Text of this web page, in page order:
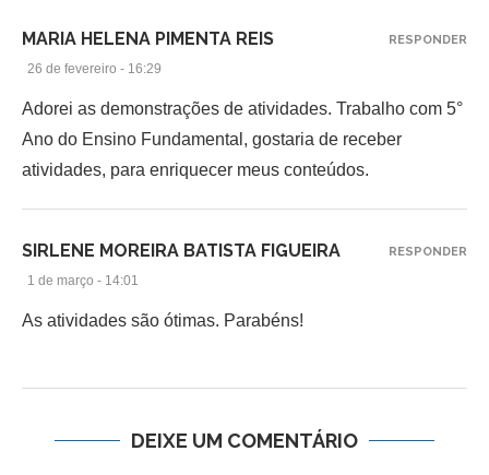
MARIA HELENA PIMENTA REIS
26 de fevereiro - 16:29
Adorei as demonstrações de atividades. Trabalho com 5°
Ano do Ensino Fundamental, gostaria de receber
atividades, para enriquecer meus conteúdos.
RESPONDER
SIRLENE MOREIRA BATISTA FIGUEIRA
1 de março - 14:01
As atividades são ótimas. Parabéns!
RESPONDER
DEIXE UM COMENTÁRIO